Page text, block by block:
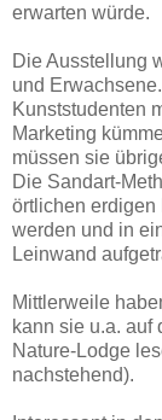
erwarten würde.
Die Ausstellung
und
Kunststudenten
Marketing
müssen sie
Die Sandart-
örtlichen erdigen
werden und in
Leinwand
Mittlerweile
kann sie u.a. auf
Nature-Lodge
nachstehend).